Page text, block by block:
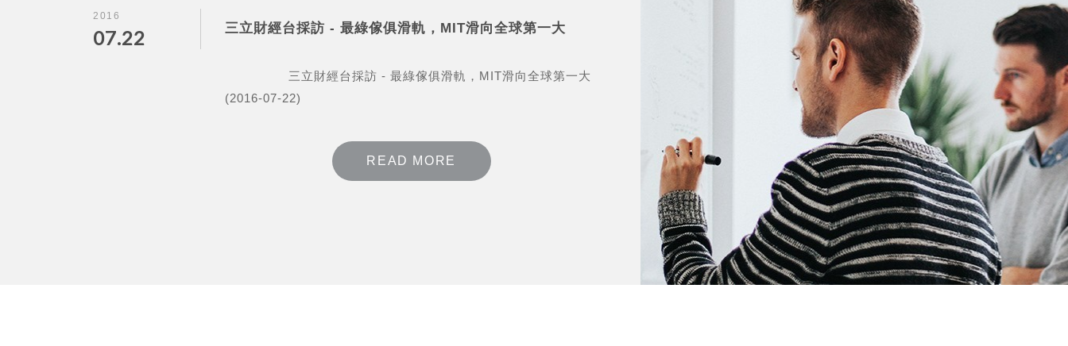
2016
07.22 三立財經台採訪 - 最綠傢俱滑軌，MIT滑向全球第一大
三立財經台採訪 - 最綠傢俱滑軌，MIT滑向全球第一大
(2016-07-22)
READ MORE